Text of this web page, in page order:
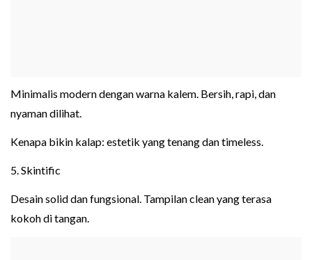
Minimalis modern dengan warna kalem. Bersih, rapi, dan
nyaman dilihat.
Kenapa bikin kalap: estetik yang tenang dan timeless.
5. Skintific
Desain solid dan fungsional. Tampilan clean yang terasa
kokoh di tangan.